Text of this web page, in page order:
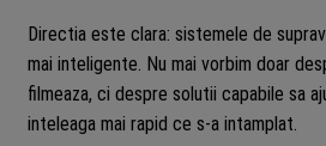
Directia este clara: sistemele de
mai inteligente. Nu mai vorbim doar
filmeaza, ci despre solutii capabile sa
inteleaga mai rapid ce s-a intamplat.